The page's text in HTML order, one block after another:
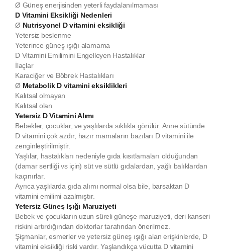
Ø Güneş enerjisinden yeterli faydalanılmaması
D Vitamini Eksikliği Nedenleri
Ø Nutrisyonel D vitamini eksikliği
Yetersiz beslenme
Yeterince güneş ışığı alamama
D Vitamini Emilimini Engelleyen Hastalıklar
İlaçlar
Karaciğer ve Böbrek Hastalıkları
Ø Metabolik D vitamini eksiklikleri
Kalıtsal olmayan
Kalıtsal olan
Yetersiz D Vitamini Alımı
Bebekler, çocuklar, ve yaşlılarda sıklıkla görülür. Anne sütünde
D vitamini çok azdır, hazır mamaların bazıları D vitamini ile
zenginleştirilmiştir.
Yaşlılar, hastalıkları nedeniyle gıda kısıtlamaları olduğundan
(damar sertliği vs için) süt ve sütlü gıdalardan, yağlı balıklardan
kaçınırlar.
Ayrıca yaşlılarda gıda alımı normal olsa bile, barsaktan D
vitamini emilimi azalmıştır.
Yetersiz Güneş Işığı Maruziyeti
Bebek ve çocukların uzun süreli güneşe maruziyeti, deri kanseri
riskini artırdığından doktorlar tarafından önerilmez.
Şişmanlar, esmerler ve yetersiz güneş ışığı alan erişkinlerde, D
vitamini eksikliği riski vardır. Yaşlandıkça vücutta D vitamini